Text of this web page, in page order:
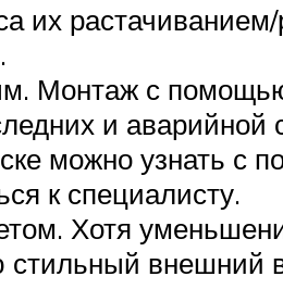
их
Монтаж с
и аварийной
можно узнать с
к специалисту.
Хотя
внешний